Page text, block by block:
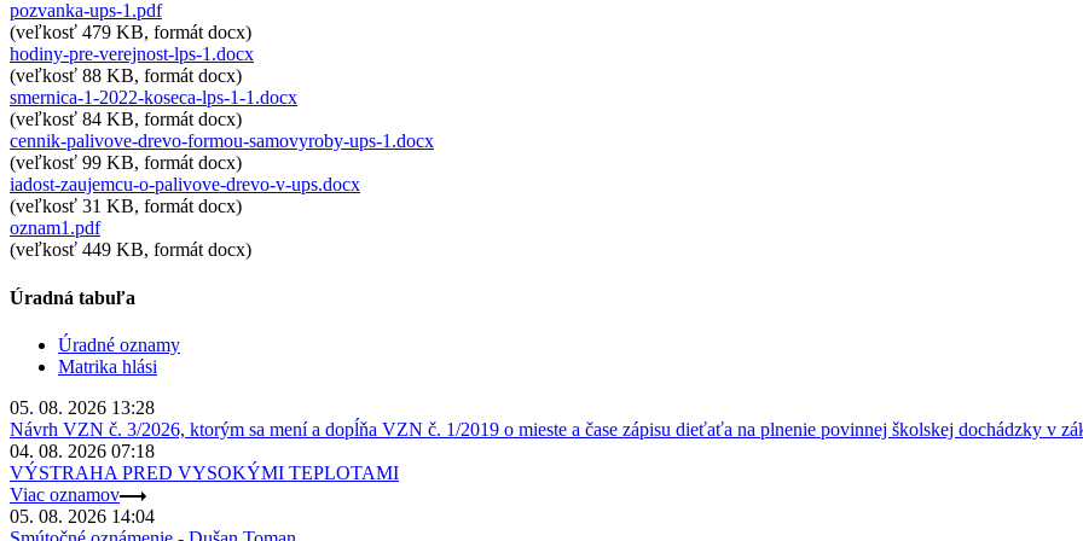
pozvanka-ups-1.pdf
(veľkosť 479 KB, formát docx)
hodiny-pre-verejnost-lps-1.docx
(veľkosť 88 KB, formát docx)
smernica-1-2022-koseca-lps-1-1.docx
(veľkosť 84 KB, formát docx)
cennik-palivove-drevo-formou-samovyroby-ups-1.docx
(veľkosť 99 KB, formát docx)
iadost-zaujemcu-o-palivove-drevo-v-ups.docx
(veľkosť 31 KB, formát docx)
oznam1.pdf
(veľkosť 449 KB, formát docx)
Úradná tabuľa
Úradné oznamy
Matrika hlási
05. 08. 2026 13:28
Návrh VZN č. 3/2026, ktorým sa mení a dopĺňa VZN č. 1/2019 o mieste a čase zápisu dieťaťa na plnenie povinnej školskej dochádzky v
04. 08. 2026 07:18
VÝSTRAHA PRED VYSOKÝMI TEPLOTAMI
Viac oznamov
05. 08. 2026 14:04